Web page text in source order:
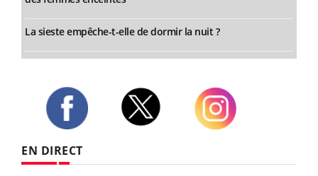
La sieste empêche-t-elle de dormir la nuit ?
EN DIRECT